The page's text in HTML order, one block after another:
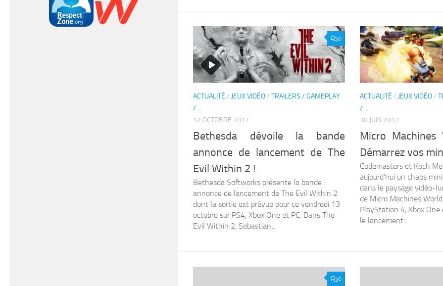
0
ACTUALITÉ / JEUX VIDÉO/ TRAILERS / GAMEPLAY
/ ...
12 OCTOBRE 2017
Bethesda dévoile la bande
annonce de lancement de The
Evil Within 2 !
Bethesda Softworks présente la bande
annonce de lancement de The Evil Within 2
dont la sortie est prévue pour ce vendredi 13
octobre sur PS4, Xbox One et PC. Dans The
Evil Within 2, Sebastian...
ACTUALITÉ / JEUX VIDÉO/
/ ...
30 JUIN 2017
Micro Machines
Démarrez vos
Codemasters et Koch
aujourd’hui un chaos
dans le paysage vidéo-
de Micro Machines
PlayStation 4, Xbox One
le lancement...
0